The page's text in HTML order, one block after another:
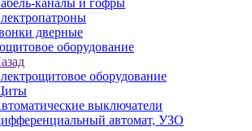
каналы и гофры
дверные
оборудование
оборудование
выключатели
автомат, УЗО